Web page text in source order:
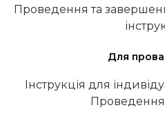
Проведення та
Для
Інструкція для
Проведення